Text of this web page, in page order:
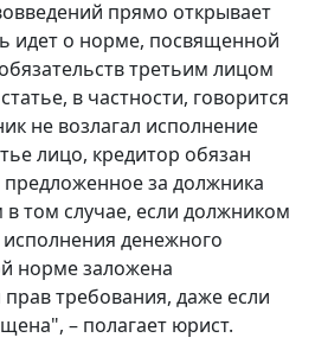
прямо открывает
идет о норме, посвященной
третьим лицом
в частности, говорится
не возлагал исполнение
лицо, кредитор обязан
за должника
том случае, если должником
денежного
норме заложена
требования, даже если
– полагает юрист.